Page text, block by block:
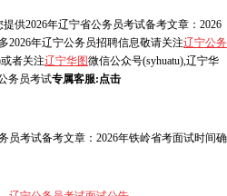
提供2026年辽宁省公务员考试备考文章：2026
2026年辽宁公务员招聘信息敬请关注辽宁公务
者关注辽宁华图微信公众号(syhuatu),辽宁华
务员考试专属客服:点击
考试备考文章：2026年铁岭省考面试时间确